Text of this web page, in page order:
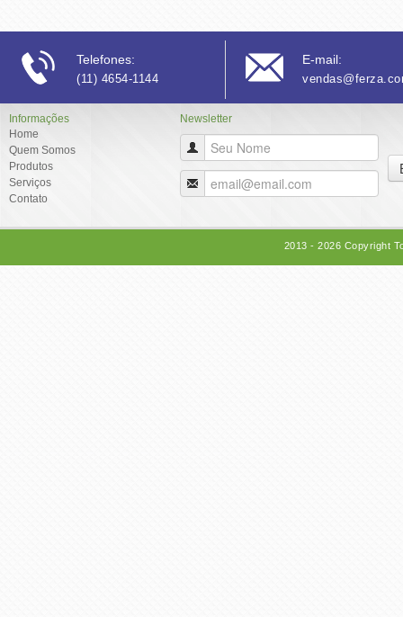
Telefones:
(11) 4654-1144
E-mail:
Informações
Home
Quem Somos
Produtos
Serviços
Contato
Newsletter
2013 - 2026 Copyright